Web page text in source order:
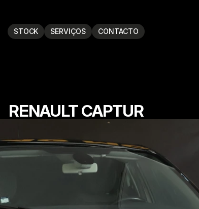
STOCK SERVIÇOS CONTACTO
RENAULT CAPTUR